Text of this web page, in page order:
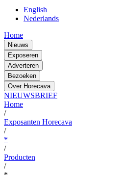
English
Nederlands
Home
Nieuws
Exposeren
Adverteren
Bezoeken
Over Horecava
NIEUWSBRIEF
Home
/
Exposanten Horecava
/
*
/
Producten
/
*